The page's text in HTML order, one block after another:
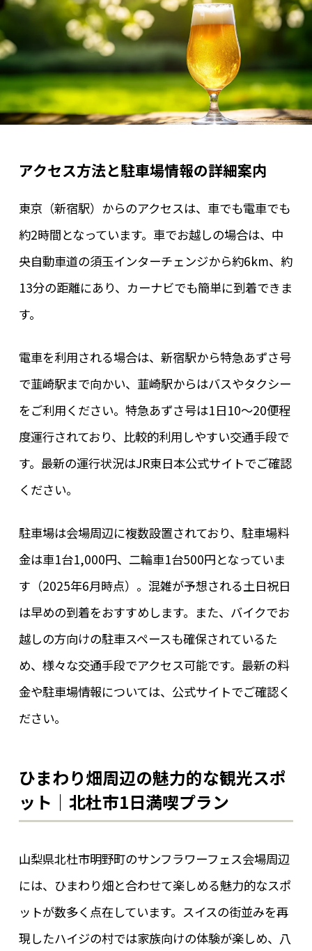
アクセス方法と駐車場情報の詳細案内
東京（新宿駅）からのアクセスは、車でも電車でも
約2時間となっています。車でお越しの場合は、中
央自動車道の須玉インターチェンジから約6km、約
13分の距離にあり、カーナビでも簡単に到着できま
す。
電車を利用される場合は、新宿駅から特急あずさ号
で韮崎駅まで向かい、韮崎駅からはバスやタクシー
をご利用ください。特急あずさ号は1日10～20便程
度運行されており、比較的利用しやすい交通手段で
す。最新の運行状況はJR東日本公式サイトでご確認
ください。
駐車場は会場周辺に複数設置されており、駐車場料
金は車1台1,000円、二輪車1台500円となっていま
す（2025年6月時点）。混雑が予想される土日祝日
は早めの到着をおすすめします。また、バイクでお
越しの方向けの駐車スペースも確保されているた
め、様々な交通手段でアクセス可能です。最新の料
金や駐車場情報については、公式サイトでご確認く
ださい。
ひまわり畑周辺の魅力的な観光スポ
ット｜北杜市1日満喫プラン
山梨県北杜市明野町のサンフラワーフェス会場周辺
には、ひまわり畑と合わせて楽しめる魅力的なスポ
ットが数多く点在しています。スイスの街並みを再
現したハイジの村では家族向けの体験が楽しめ、八